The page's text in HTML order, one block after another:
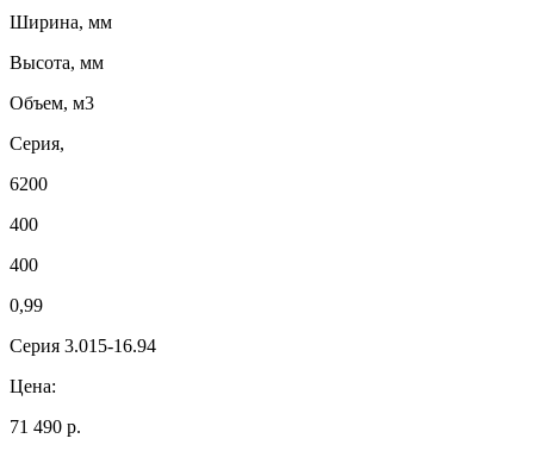
Ширина, мм
Высота, мм
Объем, м3
Серия,
6200
400
400
0,99
Серия 3.015-16.94
Цена:
71 490 р.